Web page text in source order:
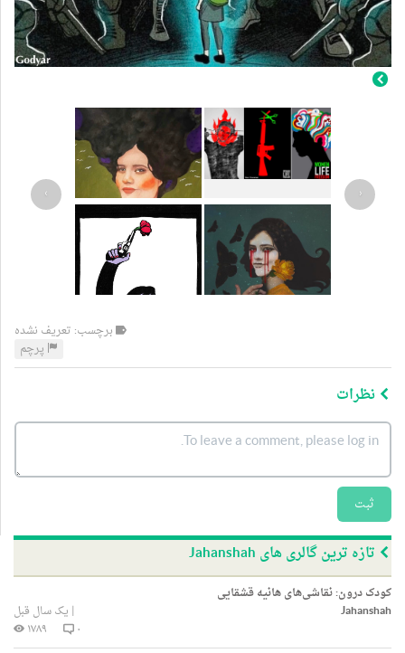
‹
›
برچسب: تعریف نشده
پرچم
نظرات
ثبت
تازه ترین گالری های Jahanshah
کودک درون: نقاشی‌های هانیه قشقایی
Jahanshah
| یک سال قبل
۰
۱۷۸۹